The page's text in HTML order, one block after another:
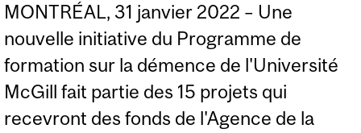
MONTRÉAL, 31 janvier 2022 – Une
nouvelle initiative du Programme de
formation sur la démence de l'Université
McGill fait partie des 15 projets qui
recevront des fonds de l'Agence de la